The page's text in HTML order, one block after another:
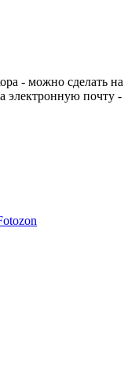
- можно сделать на
электронную почту -